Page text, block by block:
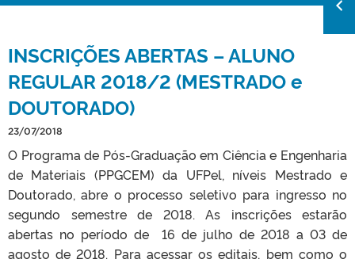
PORTARIAS
INSCRIÇÕES ABERTAS – ALUNO
REGULAR 2018/2 (MESTRADO e
DOUTORADO)
23/07/2018
O Programa de Pós-Graduação em Ciência e Engenharia
de Materiais (PPGCEM) da UFPel, níveis Mestrado e
Doutorado, abre o processo seletivo para ingresso no
segundo semestre de 2018. As inscrições estarão
abertas no período de 16 de julho de 2018 a 03 de
agosto de 2018. Para acessar os editais, bem como o